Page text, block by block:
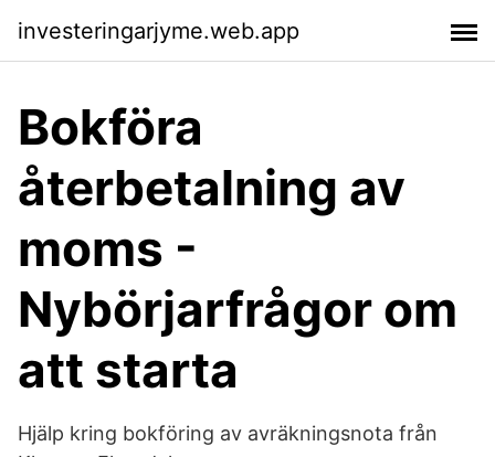
investeringarjyme.web.app
Bokföra
återbetalning av
moms -
Nybörjarfrågor om
att starta
Hjälp kring bokföring av avräkningsnota från